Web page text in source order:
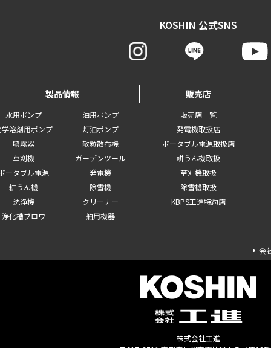
KOSHIN 公式SNS
製品情報
水用ポンプ
油用ポンプ
学溶剤用ポンプ
灯油ポンプ
噴霧器
散粒散布機
草刈機
ガーデンツール
ータブル電源
発電機
耕うん機
除雪機
洗浄機
クリーナー
浄化槽ブロワ
舶用機器
販売店
販売店一覧
発電機取扱店
ポータブル電源取扱店
耕うん機取扱
草刈機取扱
除雪機取扱
KBPS工進特約店
会
株式会社工進
〒617-8511 京都府長岡京市神足上八ノ坪12